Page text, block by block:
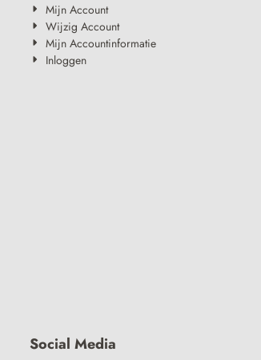
Mijn Account
Wijzig Account
Mijn Accountinformatie
Inloggen
Social Media